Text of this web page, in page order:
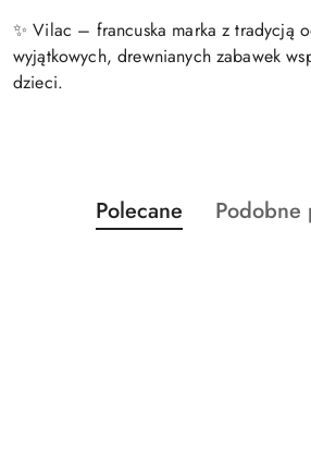
✨ Vilac – francuska marka z tradycją
wyjątkowych, drewnianych zabawek
dzieci.
Pomiń karuzelę produktów
Produkty
o
Polecane
Produkty
Podobne